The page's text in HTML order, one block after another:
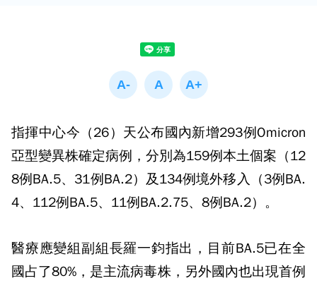
指揮中心今（26）天公布國內新增293例Omicron
亞型變異株確定病例，分別為159例本土個案（12
8例BA.5、31例BA.2）及134例境外移入（3例BA.
4、112例BA.5、11例BA.2.75、8例BA.2）。
醫療應變組副組長羅一鈞指出，目前BA.5已在全
國占了80%，是主流病毒株，另外國內也出現首例